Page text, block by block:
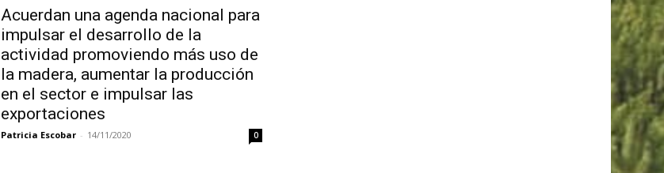
Acuerdan una agenda nacional para
impulsar el desarrollo de la
actividad promoviendo más uso de
la madera, aumentar la producción
en el sector e impulsar las
exportaciones
Patricia Escobar - 14/11/2020 0